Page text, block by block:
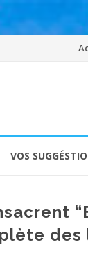
Skip
VOS
des